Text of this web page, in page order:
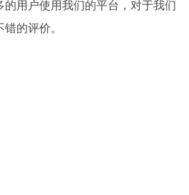
用户使用我们的平台，对于我们
的评价。